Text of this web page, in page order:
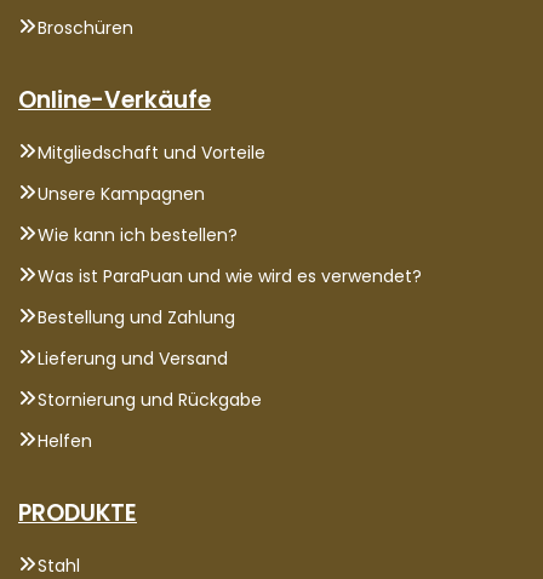
Broschüren
Online-Verkäufe
Mitgliedschaft und Vorteile
Unsere Kampagnen
Wie kann ich bestellen?
Was ist ParaPuan und wie wird es verwendet?
Bestellung und Zahlung
Lieferung und Versand
Stornierung und Rückgabe
Helfen
PRODUKTE
Stahl